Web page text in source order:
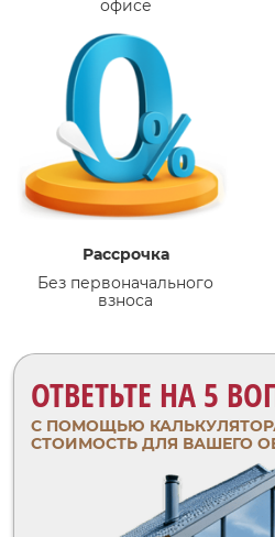
офисе
Рассрочка
Без первоначального
взноса
ОТВЕТЬТЕ НА 5
С ПОМОЩЬЮ
СТОИМОСТЬ ДЛЯ ВАШЕГО